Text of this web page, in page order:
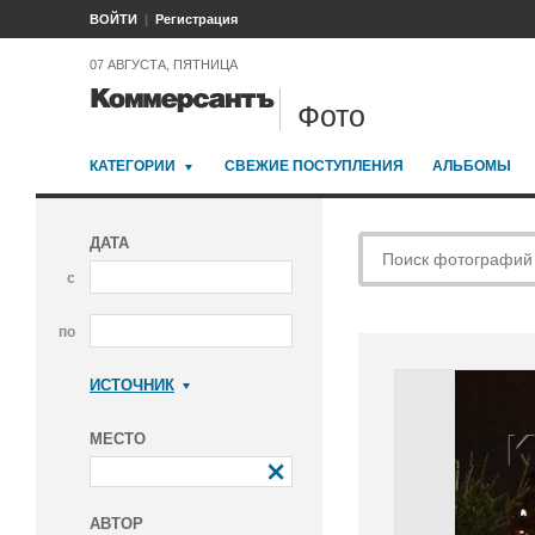
ВОЙТИ Регистрация
07 АВГУСТА, ПЯТНИЦА
Фото
КАТЕГОРИИ СВЕЖИЕ ПОСТУПЛЕНИЯ АЛЬБОМЫ
ДАТА
с
по
ИСТОЧНИК
МЕСТО
АВТОР